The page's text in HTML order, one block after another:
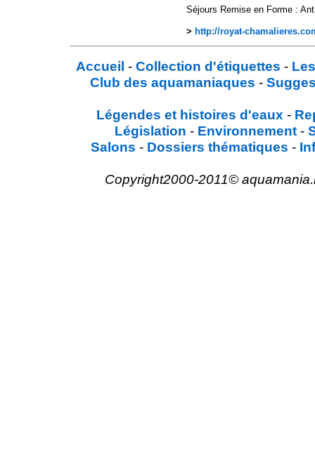
Séjours Remise en Forme :
> http://royat-
Accueil - Collection d'étiquettes -
Club des aquamaniaques -
Légendes et histoires d'eaux -
Législation - Environnement -
Salons - Dossiers thématiques -
Copyright2000-2011©